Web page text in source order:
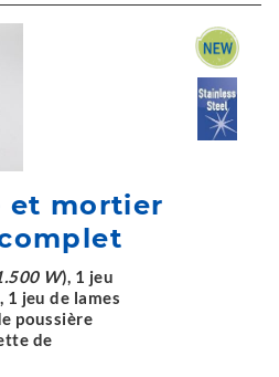
et mortier
W), 1 jeu
1 jeu de lames
poussière
de